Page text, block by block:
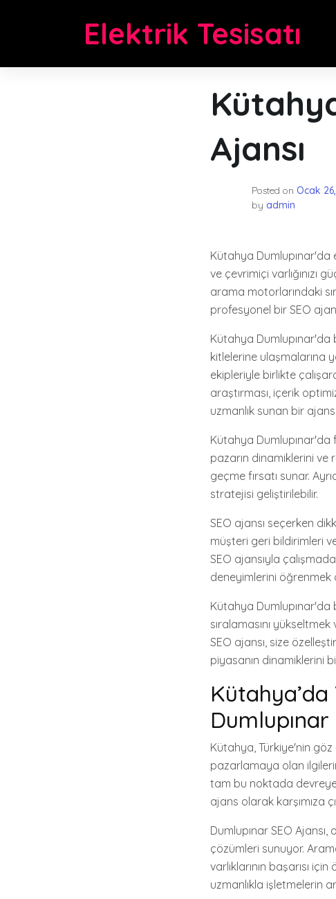
Elektrik Tesisatı
Ajansı
Posted on Ocak
by admin
Kütahya Dumlupınar'da
ve çevrimiçi varlığınızı
arama motorlarındaki
profesyonel bir SEO
Kütahya Dumlupınar'da
kitlelerine ulaşmalarına
ekipleriyle birlikte
araştırması, içerik
uzmanlık sunan bir
Kütahya Dumlupınar'da
pazarın dinamiklerini ve
geçme fırsatı sunar.
stratejisi geliştirilebilir.
SEO ajansı seçerken
müşteri geri bildirimleri
SEO ajansıyla
deneyimlerini öğrenmek
Kütahya Dumlupınar'da
sıralamasını
SEO ajansı, size
piyasanın dinamiklerini
Kütahya’da
Dumlupınar
Kütahya, Türkiye'nin
pazarlamaya olan
tam bu noktada devreye
ajans olarak karşımıza
Dumlupınar SEO
çözümleri sunuyor.
varlıklarının başarısı
uzmanlıkla işletmelerin